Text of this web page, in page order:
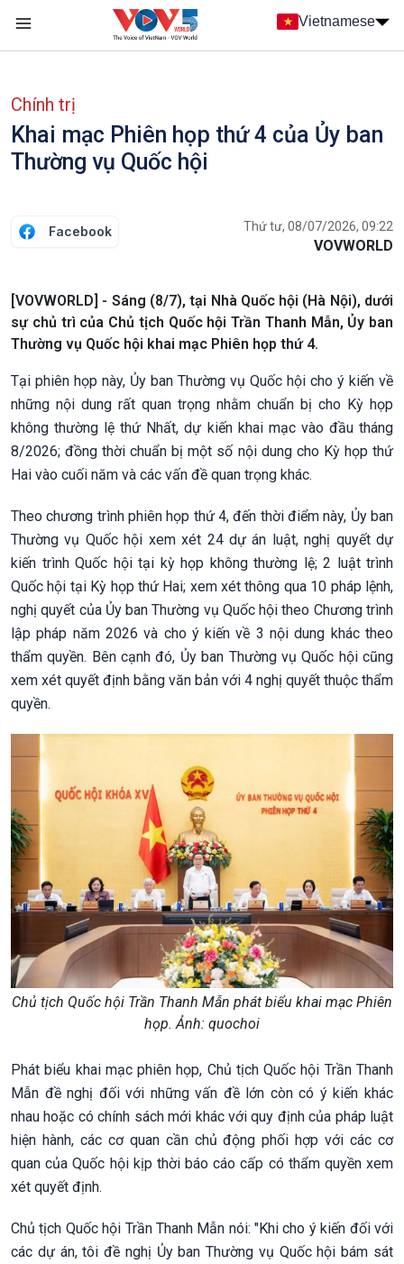
Nhảy đến nội dung
Vietnamese
Chính trị
Khai mạc Phiên họp thứ 4 của Ủy ban
Thường vụ Quốc hội
Facebook Thứ tư, 08/07/2026, 09:22
VOVWORLD
[VOVWORLD] - Sáng (8/7), tại Nhà Quốc hội (Hà Nội), dưới
sự chủ trì của Chủ tịch Quốc hội Trần Thanh Mẫn, Ủy ban
Thường vụ Quốc hội khai mạc Phiên họp thứ 4.
Tại phiên họp này, Ủy ban Thường vụ Quốc hội cho ý kiến về
những nội dung rất quan trọng nhằm chuẩn bị cho Kỳ họp
không thường lệ thứ Nhất, dự kiến khai mạc vào đầu tháng
8/2026; đồng thời chuẩn bị một số nội dung cho Kỳ họp thứ
Hai vào cuối năm và các vấn đề quan trọng khác.
Theo chương trình phiên họp thứ 4, đến thời điểm này, Ủy ban
Thường vụ Quốc hội xem xét 24 dự án luật, nghị quyết dự
kiến trình Quốc hội tại kỳ họp không thường lệ; 2 luật trình
Quốc hội tại Kỳ họp thứ Hai; xem xét thông qua 10 pháp lệnh,
nghị quyết của Ủy ban Thường vụ Quốc hội theo Chương trình
lập pháp năm 2026 và cho ý kiến về 3 nội dung khác theo
thẩm quyền. Bên cạnh đó, Ủy ban Thường vụ Quốc hội cũng
xem xét quyết định bằng văn bản với 4 nghị quyết thuộc thẩm
quyền.
Chủ tịch Quốc hội Trần Thanh Mẫn phát biểu khai mạc Phiên
họp. Ảnh: quochoi
Phát biểu khai mạc phiên họp, Chủ tịch Quốc hội Trần Thanh
Mẫn đề nghị đối với những vấn đề lớn còn có ý kiến khác
nhau hoặc có chính sách mới khác với quy định của pháp luật
hiện hành, các cơ quan cần chủ động phối hợp với các cơ
quan của Quốc hội kịp thời báo cáo cấp có thẩm quyền xem
xét quyết định.
Chủ tịch Quốc hội Trần Thanh Mẫn nói: "Khi cho ý kiến đối với
các dự án, tôi đề nghị Ủy ban Thường vụ Quốc hội bám sát